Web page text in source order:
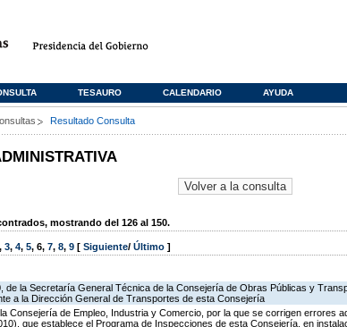
TESAURO CALENDARIO AYUDA
Resultado Consulta
mostrando del 126 al 150.
, 3, 4, 5, 6, 7, 8, 9 [ Siguiente/ Último ]
de la Secretaría General Técnica de la Consejería de Obras Públicas y
a la Dirección General de Transportes de esta Consejería
Consejería de Empleo, Industria y Comercio, por la que se corrigen errores
que establece el Programa de Inspecciones de esta Consejería, en